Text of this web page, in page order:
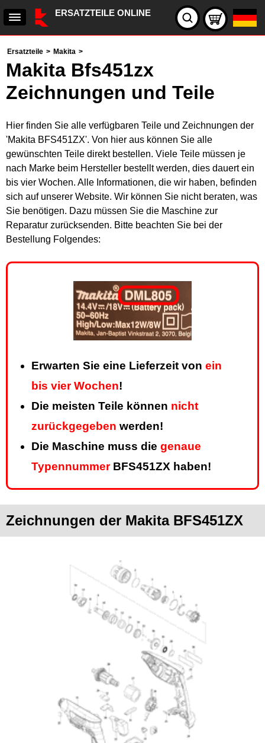
ERSATZTEILE ONLINE
Ersatzteile > Makita >
Makita Bfs451zx
Zeichnungen und Teile
Hier finden Sie alle verfügbaren Teile und Zeichnungen der
'Makita BFS451ZX'. Von hier aus können Sie alle
gewünschten Teile direkt bestellen. Viele Teile müssen je
nach Marke beim Hersteller bestellt werden, dies dauert ein
bis vier Wochen. Alle Informationen, die wir haben, befinden
sich auf unserer Website. Wir können Sie nicht beraten, was
Sie benötigen. Dazu müssen Sie die Maschine zur
Reparatur zurücksenden. Bitte beachten Sie bei der
Bestellung Folgendes:
Erwarten Sie eine Lieferzeit von ein
bis vier Wochen!
Die meisten Teile können nicht
zurückgegeben werden!
Die Maschine muss die genaue
TypennummerBFS451ZX haben!
Zeichnungen der Makita BFS451ZX